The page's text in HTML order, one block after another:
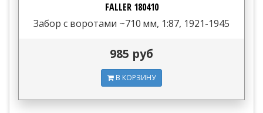
FALLER 180410
Забор с воротами ~710 мм, 1:87, 1921-1945
985 руб
В КОРЗИНУ